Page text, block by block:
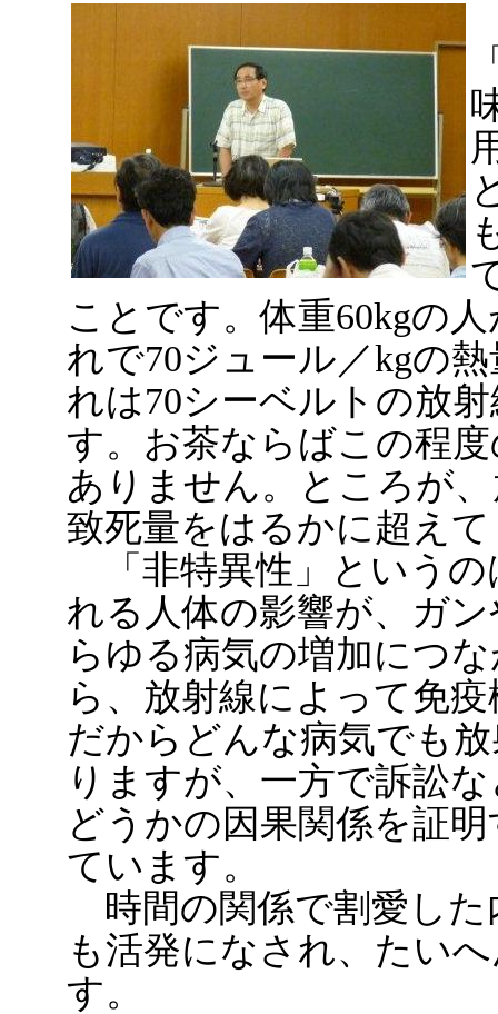
ことです。体重60kgの
れで70ジュール／kgの
れは70シーベルトの放
す。お茶ならばこの程
ありません。ところが
致死量をはるかに超え
「非特異性」というの
れる人体の影響が、ガ
らゆる病気の増加につ
ら、放射線によって免
だからどんな病気でも
りますが、一方で訴訟
どうかの因果関係を証
ています。
時間の関係で割愛した
も活発になされ、たい
す。